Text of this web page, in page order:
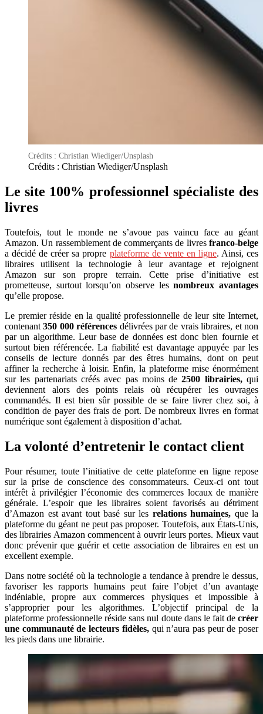
Crédits : Christian Wiediger/Unsplash
Crédits : Christian Wiediger/Unsplash
Le site 100% professionnel spécialiste des
livres
Toutefois, tout le monde ne s’avoue pas vaincu face au géant
Amazon. Un rassemblement de commerçants de livres franco-belge
a décidé de créer sa propre plateforme de vente en ligne. Ainsi, ces
libraires utilisent la technologie à leur avantage et rejoignent
Amazon sur son propre terrain. Cette prise d’initiative est
prometteuse, surtout lorsqu’on observe lesnombreux avantages
qu’elle propose.
Le premier réside en la qualité professionnelle de leur site Internet,
contenant350 000 références délivrées par de vrais libraires, et non
par un algorithme. Leur base de données est donc bien fournie et
surtout bien référencée. La fiabilité est davantage appuyée par les
conseils de lecture donnés par des êtres humains, dont on peut
affiner la recherche à loisir. Enfin, la plateforme mise énormément
sur les partenariats créés avec pas moins de2500 librairies,qui
deviennent alors des points relais où récupérer les ouvrages
commandés. Il est bien sûr possible de se faire livrer chez soi, à
condition de payer des frais de port. De nombreux livres en format
numérique sont également à disposition d’achat.
La volonté d’entretenir le contact client
Pour résumer, toute l’initiative de cette plateforme en ligne repose
sur la prise de conscience des consommateurs. Ceux-ci ont tout
intérêt à privilégier l’économie des commerces locaux de manière
générale. L’espoir que les libraires soient favorisés au détriment
d’Amazon est avant tout basé sur les relations humaines, que la
plateforme du géant ne peut pas proposer. Toutefois, aux États-Unis,
des librairies Amazon commencent à ouvrir leurs portes. Mieux vaut
donc prévenir que guérir et cette association de libraires en est un
excellent exemple.
Dans notre société où la technologie a tendance à prendre le dessus,
favoriser les rapports humains peut faire l’objet d’un avantage
indéniable, propre aux commerces physiques et impossible à
s’approprier pour les algorithmes. L’objectif principal de la
plateforme professionnelle réside sans nul doute dans le fait de créer
une communauté de lecteurs fidèles,qui n’aura pas peur de poser
les pieds dans une librairie.